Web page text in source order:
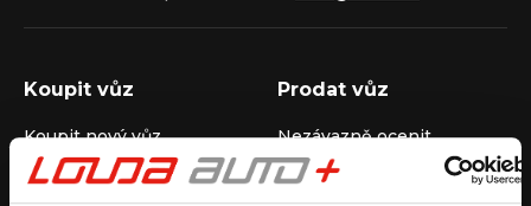
Koupit vůz
Koupit nový vůz
Koupit ojetý vůz
Koupit užitkový vůz
Prodat vůz
Nezávazně ocenit
Průběh výkupu vozu